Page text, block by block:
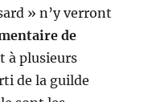
» n’y verront
de
à plusieurs
de la guilde